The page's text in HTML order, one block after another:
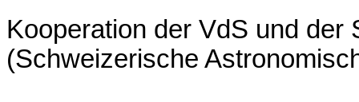
Kooperation der VdS und der
(Schweizerische